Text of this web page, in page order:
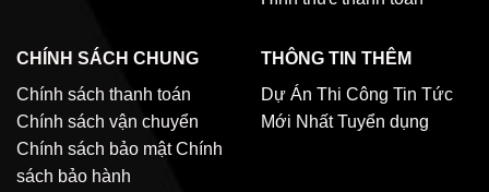
CHÍNH SÁCH CHUNG
Chính sách thanh toán
Chính sách vận chuyển
Chính sách bảo mật Chính
sách bảo hành
THÔNG TIN THÊM
Dự Án Thi Công Tin Tức
Mới Nhất Tuyển dụng